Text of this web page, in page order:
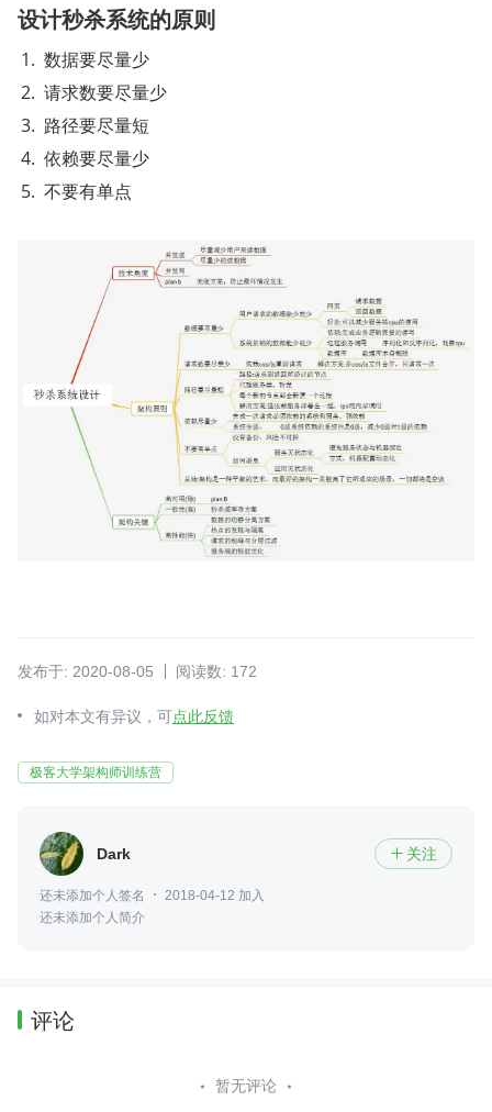
设计秒杀系统的原则
数据要尽量少
请求数要尽量少
路径要尽量短
依赖要尽量少
不要有单点
发布于: 2020-08-05 阅读数: 172
如对本文有异议，可点此反馈
极客大学架构师训练营
Dark  关注
还未添加个人签名
2018-04-12 加入
还未添加个人简介
评论
暂无评论